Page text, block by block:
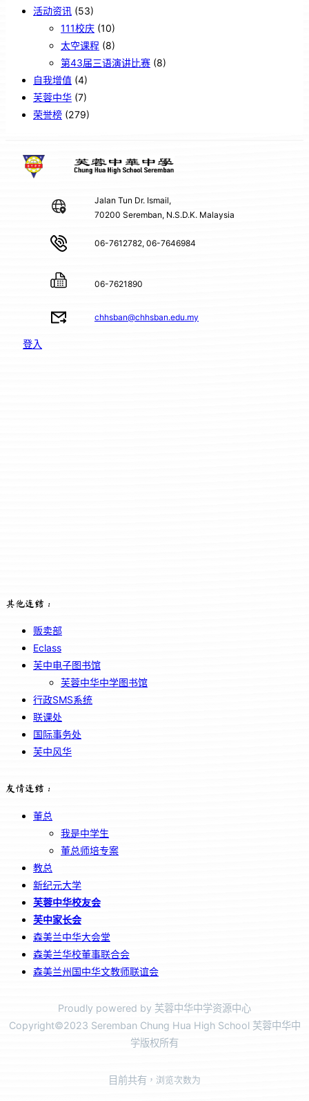
活动资讯 (53)
111校庆 (10)
太空课程 (8)
第43届三语演讲比赛 (8)
自我增值 (4)
芙蓉中华 (7)
荣誉榜 (279)
Jalan Tun Dr. Ismail,
70200 Seremban, N.S.D.K. Malaysia
06-7612782, 06-7646984
06-7621890
chhsban@chhsban.edu.my
登入
其他连结：
贩卖部
Eclass
芙中电子图书馆
芙蓉中华中学图书馆
行政SMS系统
联课处
国际事务处
芙中风华
友情连结：
董总
我是中学生
董总师培专案
教总
新纪元大学
芙蓉中华校友会
芙中家长会
森美兰中华大会堂
森美兰华校董事联合会
森美兰州国中华文教师联谊会
Proudly powered by 芙蓉中华中学资源中心
Copyright©2023 Seremban Chung Hua High School 芙蓉中华中
学版权所有
目前共有 ，浏览次数为